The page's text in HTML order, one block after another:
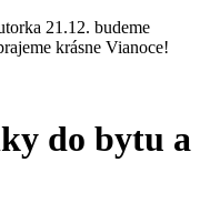
21.12. budeme
krásne Vianoce!
do bytu a